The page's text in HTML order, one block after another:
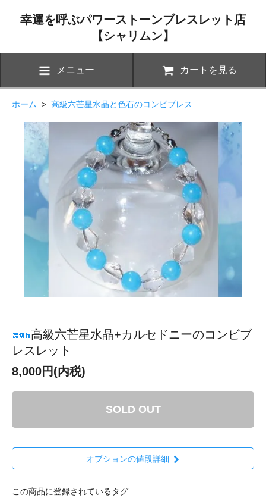
幸運を呼ぶパワーストーンブレスレット店
【シャリムン】
メニュー カートを見る
ホーム > 高級六芒星水晶と色石のコンビブレス
高級六芒星水晶+カルセドニーのコンビブ
レスレット
8,000円(内税)
SOLD OUT
オプションの値段詳細
この商品に登録されているタグ